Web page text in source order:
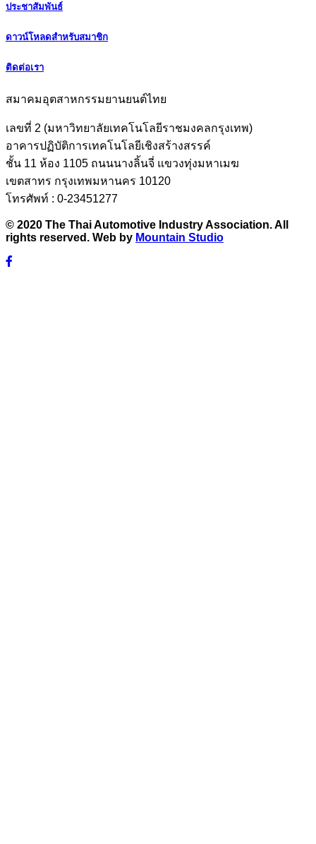
ประชาสัมพันธ์
ดาวน์โหลดสำหรับสมาชิก
ติดต่อเรา
สมาคมอุตสาหกรรมยานยนต์ไทย
เลขที่ 2 (มหาวิทยาลัยเทคโนโลยีราชมงคลกรุงเทพ)
อาคารปฏิบัติการเทคโนโลยีเชิงสร้างสรรค์
ชั้น 11 ห้อง 1105 ถนนนางลิ้นจี่ แขวงทุ่งมหาเมฆ
เขตสาทร กรุงเทพมหานคร 10120
โทรศัพท์ : 0-23451277
© 2020 The Thai Automotive Industry Association. All
rights reserved. Web by Mountain Studio